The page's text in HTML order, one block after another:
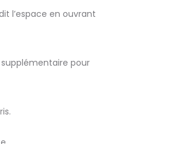
l’espace en ouvrant
pour